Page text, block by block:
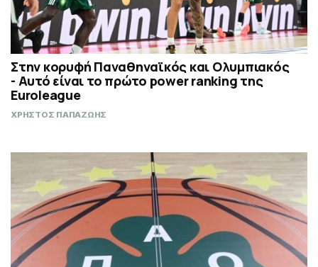
Στην κορυφή Παναθηναϊκός και Ολυμπιακός
- Αυτό είναι το πρώτο power ranking της
Euroleague
ΧΡΗΣΤΟΣ ΠΑΠΑΖΩΗΣ